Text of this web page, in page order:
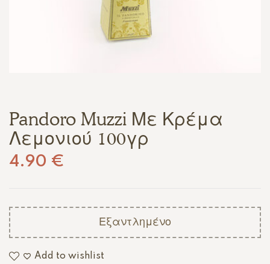
Pandoro Muzzi Με Κρέμα
Λεμονιού 100γρ
4.90 €
Εξαντλημένο
Add to wishlist